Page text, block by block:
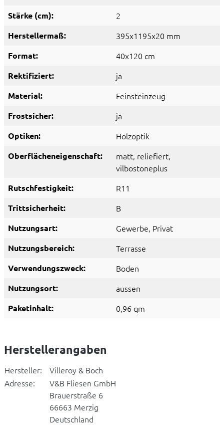
Stärke (cm): 2
Herstellermaß: 395x1195x20 mm
Format: 40x120 cm
Rektifiziert: ja
Material: Feinsteinzeug
Frostsicher: ja
Optiken: Holzoptik
Oberflächeneigenschaft: matt, reliefiert,
vilbostoneplus
Rutschfestigkeit: R11
Trittsicherheit: B
Nutzungsart: Gewerbe, Privat
Nutzungsbereich: Terrasse
Verwendungszweck: Boden
Nutzungsort: aussen
Paketinhalt: 0,96 qm
Herstellerangaben
Hersteller:
Villeroy & Boch
Adresse:
V&B Fliesen GmbH
Brauerstraße 6
66663 Merzig
Deutschland